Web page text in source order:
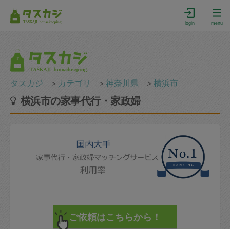
login menu
タスカジ ＞ カテゴリ ＞神奈川県 ＞横浜市
横浜市の家事代行・家政婦